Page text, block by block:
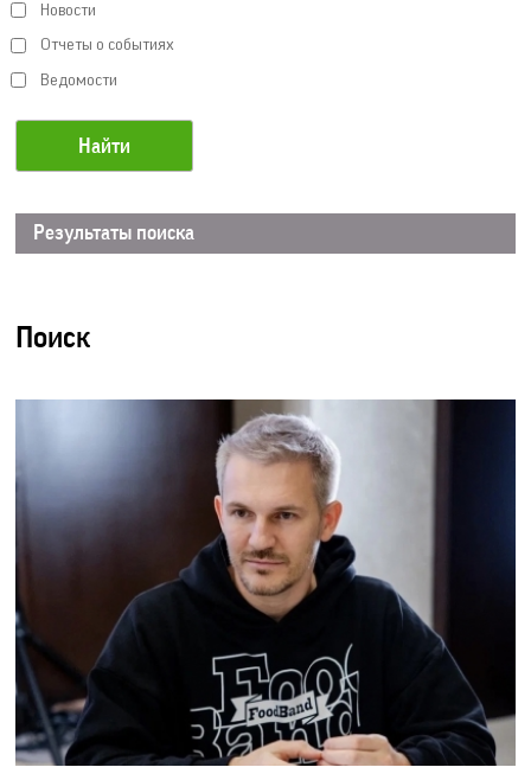
Новости
Отчеты о событиях
Ведомости
Результаты поиска
Поиск